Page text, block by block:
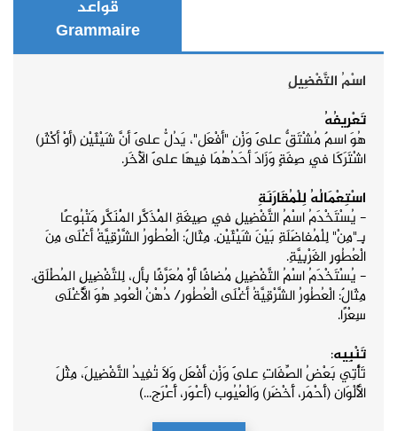
قواعد
Grammaire
اسْمُ التَّفْضِيلِ
تَعْرِيفُهُ
هُوَ اسمٌ مُشْتَقٌّ عَلَى وَزْنِ "أفْعَل"، يَدُلُّ عَلَى أنَّ شَيْئَيْنِ (أوْ أكْثَر)
اشْتَرَكَا فِي صِفَةٍ وَزَادَ أحَدُهُمَا فِيهَا عَلَى الْآخَر.
اسْتِعْمَالُهُ لِلْمُقَارَنَةِ
- يُسْتَخْدَمُ اسْمُ التَّفْضِيلِ فِي صِيغَةِ الْمُذَكَّرِ الْمُنَكَّرِ مَتْبُوعًا
بِـ"مِنْ" لِلْمُفاضَلَةِ بَيْنَ شَيْئَيْنِ. مِثَالٌ: الْعُطُورُ الشَّرْقِيَّةُ أغْلَى مِنَ
الْعُطُورِ الغَرْبِيَّةِ.
-يُسْتَخْدَمُ اسْمُ التَّفْضِيلِ مُضافًا أَوْ مُعَرَّفًا بِأل، لِلتَّفْضِيلِ المُطْلَقِ.
مِثَالٌ: الْعُطُورُ الشَّرْقِيَّةُ أغْلَىالْعُطُورِ/ دُهْنُ الْعُودِ هُوَ الْأَغْلَى
سِعْرًا.
تَنْبِيه:
تَأْتِي بَعْضُ الصِّفَاتِ عَلَى وَزْنِ أَفْعَل وَلَا تُفِيدُ التَّفْضِيلَ، مِثْلَ
الْأَلْوَان (أَحْمَر، أَخْضَر) وَالْعُيُوب (أَعْوَر، أَعْرَج...)